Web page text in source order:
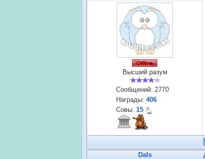
Высший разум
Сообщений: 2770
Награды: 406
Совы: 15
Dals